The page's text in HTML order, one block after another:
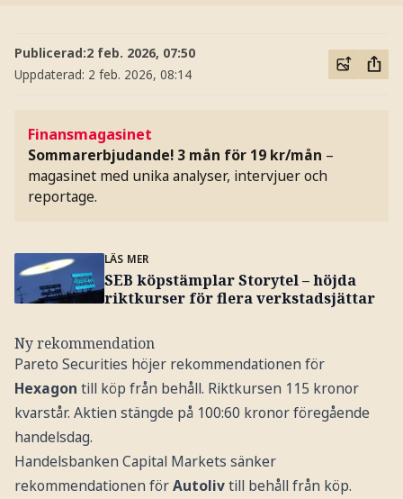
Publicerad:2 feb. 2026, 07:50
Uppdaterad: 2 feb. 2026, 08:14
Finansmagasinet
Sommarerbjudande! 3 mån för 19 kr/mån –
magasinet med unika analyser, intervjuer och
reportage.
LÄS MER
SEB köpstämplar Storytel – höjda
riktkurser för flera verkstadsjättar
Ny rekommendation
Pareto Securities höjer rekommendationen för
Hexagon till köp från behåll. Riktkursen 115 kronor
kvarstår. Aktien stängde på 100:60 kronor föregående
handelsdag.
Handelsbanken Capital Markets sänker
rekommendationen förAutolivtill behåll från köp.